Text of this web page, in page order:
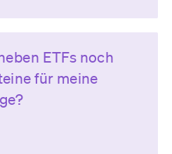
ETFs noch
für meine